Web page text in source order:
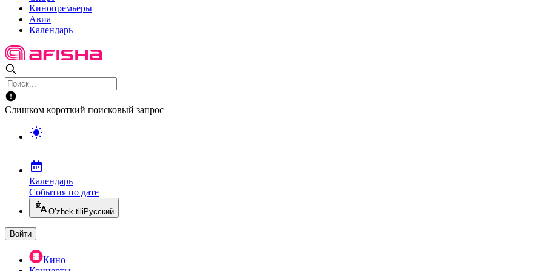
Кинопремьеры
Авиа
Календарь
Слишком короткий поисковый запрос
Календарь
События по дате
O’zbek tili Русский
Войти
Кино